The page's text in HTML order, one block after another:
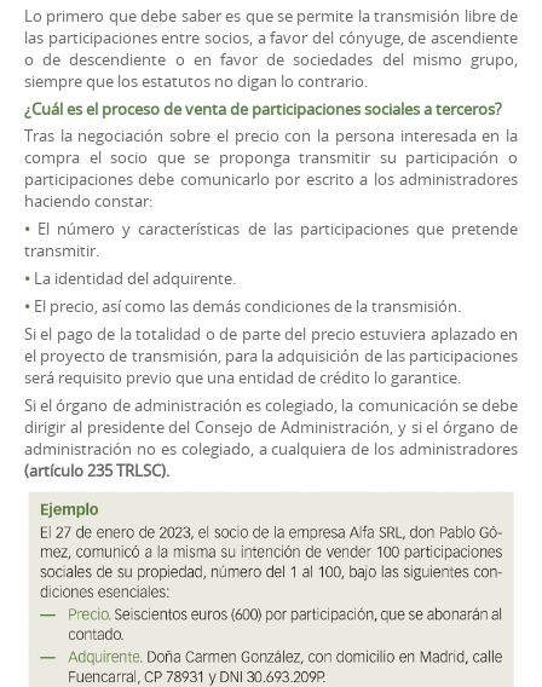
Lo primero que debe saber es que se permite la transmisión libre de
las participaciones entre socios, a favor del cónyuge, de ascendiente
o de descendiente o en favor de sociedades del mismo grupo,
siempre que los estatutos no digan lo contrario.
¿Cuál es el proceso de venta de participaciones sociales a terceros?
Tras la negociación sobre el precio con la persona interesada en la
compra el socio que se proponga transmitir su participación o
participaciones debe comunicarlo por escrito a los administradores
haciendo constar:
• El número y características de las participaciones que pretende
transmitir.
• La identidad del adquirente.
• El precio, así como las demás condiciones de la transmisión.
Si el pago de la totalidad o de parte del precio estuviera aplazado en
el proyecto de transmisión, para la adquisición de las participaciones
será requisito previo que una entidad de crédito lo garantice.
Si el órgano de administración es colegiado, la comunicación se debe
dirigir al presidente del Consejo de Administración, y si el órgano de
administración no es colegiado, a cualquiera de los administradores
(artículo 235 TRLSC).